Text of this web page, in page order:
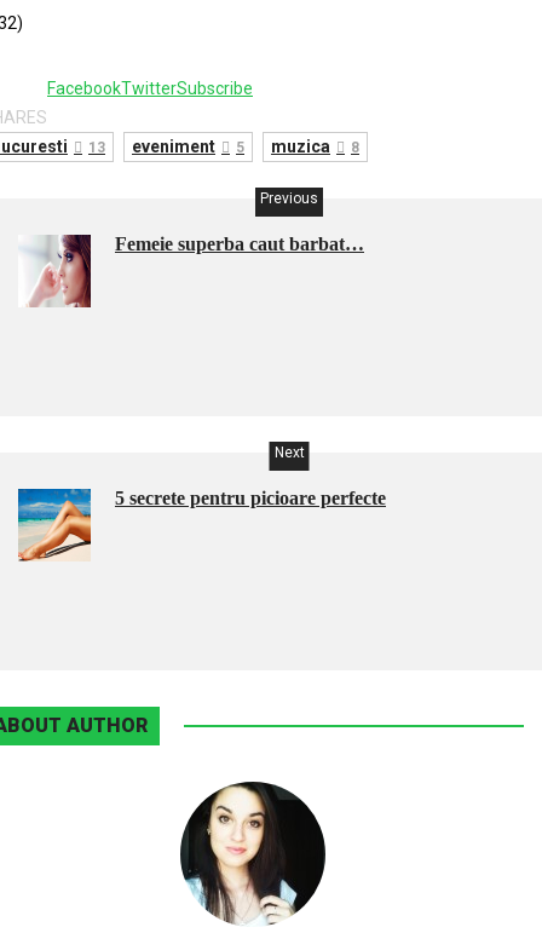
FacebookTwitterSubscribe
13 eveniment 5 muzica 8
Previous
Femeie superba caut barbat…
Next
5 secrete pentru picioare perfecte
AUTHOR